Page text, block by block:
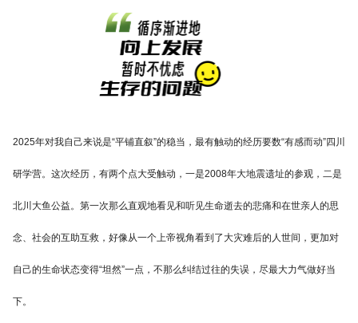
2025年对我自己来说是“平铺直叙”的稳当，最有触动的经历要数“有感而动”四川
研学营。这次经历，有两个点大受触动，一是2008年大地震遗址的参观，二是
北川大鱼公益。第一次那么直观地看见和听见生命逝去的悲痛和在世亲人的思
念、社会的互助互救，好像从一个上帝视角看到了大灾难后的人世间，更加对
自己的生命状态变得“坦然”一点，不那么纠结过往的失误，尽最大力气做好当
下。